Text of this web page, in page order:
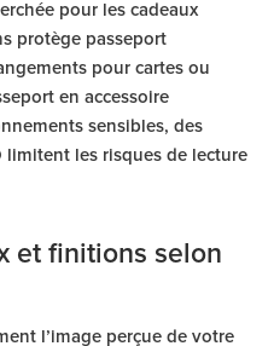
pour les cadeaux
protège passeport
pour cartes ou
en accessoire
sensibles, des
limitent les risques de lecture
et finitions selon
l’image perçue de votre